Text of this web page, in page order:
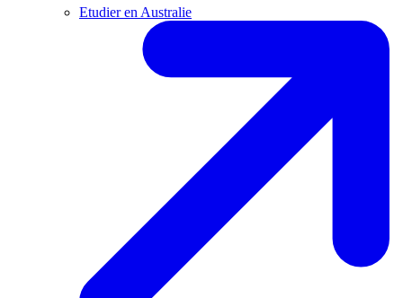
Etudier en Australie